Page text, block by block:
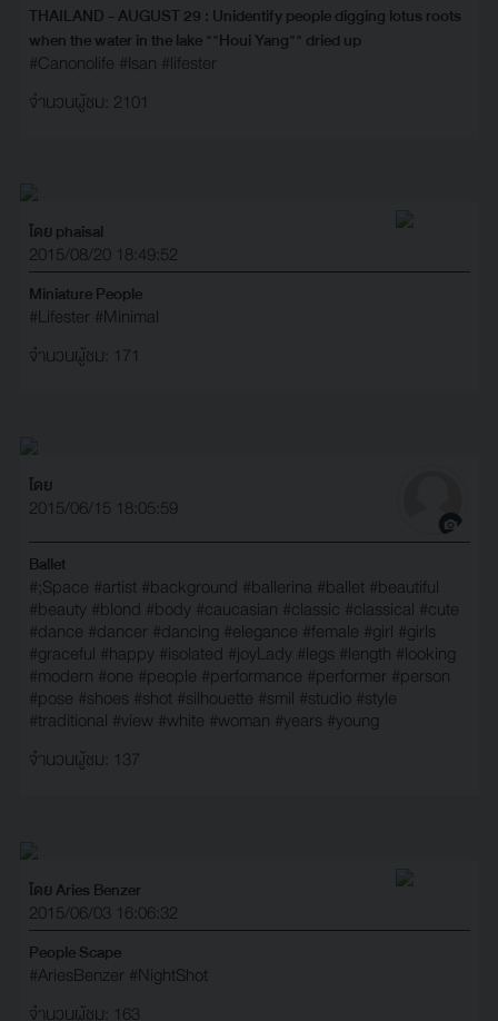
THAILAND - AUGUST 29 : Unidentify people digging lotus roots
when the water in the lake ""Houi Yang"" dried up
#Canonolife #Isan #lifester
จำนวนผู้ชม: 2101
โดย phaisal
2015/08/20 18:49:52
Miniature People
#Lifester #Minimal
จำนวนผู้ชม: 171
โดย
2015/06/15 18:05:59
Ballet
#;Space #artist #background #ballerina #ballet #beautiful
#beauty #blond #body #caucasian #classic #classical #cute
#dance #dancer #dancing #elegance #female #girl #girls
#graceful #happy #isolated #joyLady #legs #length #looking
#modern #one #people #performance #performer #person
#pose #shoes #shot #silhouette #smil #studio #style
#traditional #view #white #woman #years #young
จำนวนผู้ชม: 137
โดย Aries Benzer
2015/06/03 16:06:32
People Scape
#AriesBenzer #NightShot
จำนวนผู้ชม: 163